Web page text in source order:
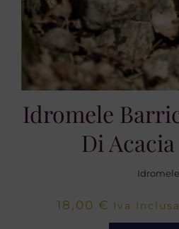
Idromele
Di
Idromele
18,00 € Iva Inclusa